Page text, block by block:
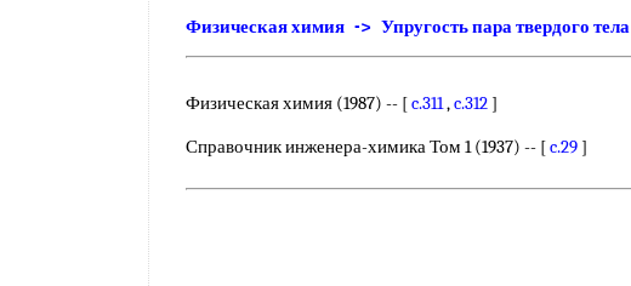
Физическая химия -> Упругость пара твердого тела
Физическая химия (1987) -- [c.311 , c.312 ]
Справочник инженера-химика Том 1 (1937) -- [c.29 ]